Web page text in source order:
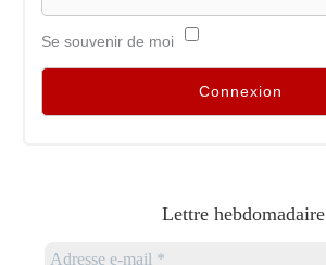
Se souvenir de moi
Lettre hebdomadaire